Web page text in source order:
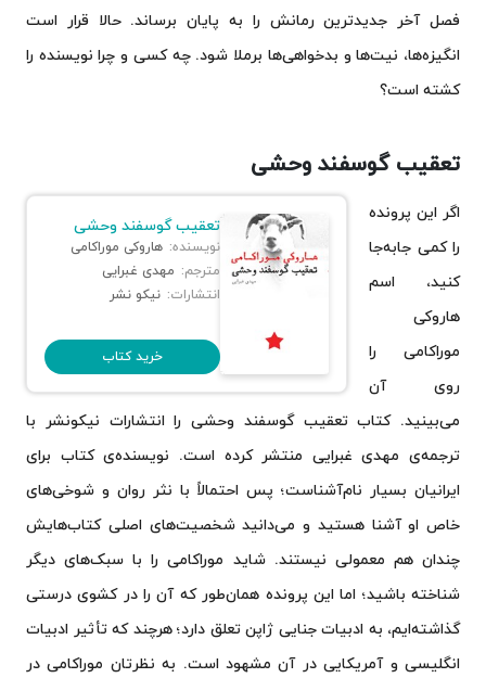
فصل آخر جدیدترین رمانش را به پایان برساند. حالا قرار است
انگیزه‌ها، نیت‌ها و بدخواهی‌ها برملا شود. چه کسی و چرا نویسنده را
کشته است؟
تعقیب گوسفند وحشی
تعقیب گوسفند وحشی
نویسنده: هاروکی موراکامی
مترجم: مهدی غبرایی
انتشارات: نیکو نشر
خرید کتاب
اگر این پرونده
را کمی جابه‌جا
کنید، اسم
هاروکی
موراکامی را
روی آن
می‌بینید. کتاب تعقیب گوسفند وحشی را انتشارات نیکونشر با
ترجمه‌ی مهدی غبرایی منتشر کرده است. نویسنده‌ی کتاب برای
ایرانیان بسیار نام‌آشناست؛ پس احتمالاً با نثر روان و شوخی‌های
خاص او آشنا هستید و می‌دانید شخصیت‌های اصلی کتاب‌هایش
چندان هم معمولی نیستند. شاید موراکامی را با سبک‌های دیگر
شناخته باشید؛ اما این پرونده همان‌طور که آن را در کشوی درستی
گذاشته‌ایم، به ادبیات جنایی ژاپن تعلق دارد؛ هرچند که تأثیر ادبیات
انگلیسی و آمریکایی در آن مشهود است. به نظرتان موراکامی در